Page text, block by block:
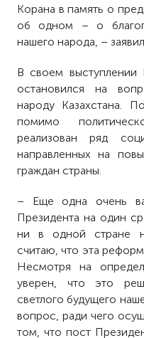
Корана в память о
об одном – о
нашего народа, –
В своем выступлении
остановился на
народу Казахстана.
помимо
реализован ряд
направленных на
граждан страны.
– Еще одна очень
Президента на один
ни в одной стране
считаю, что эта
Несмотря на
уверен, что это
светлого будущего
вопрос, ради чего
том, что пост